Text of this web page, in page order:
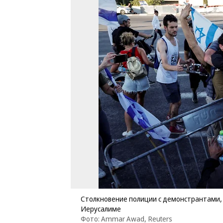
Столкновение полиции с
Иерусалиме
Фото: Ammar Awad, Reuters